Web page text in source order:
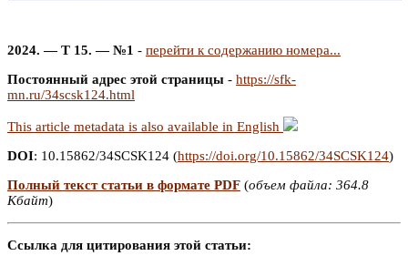
2024. — Т 15. — №1 - перейти к содержанию номера...
Постоянный адрес этой страницы - https://sfk-
mn.ru/34scsk124.html
This article metadata is also available in English
DOI: 10.15862/34SCSK124 (https://doi.org/10.15862/34SCSK124)
Полный текст статьи в формате PDF (объем файла: 364.8
Кбайт)
Ссылка для цитирования этой статьи: